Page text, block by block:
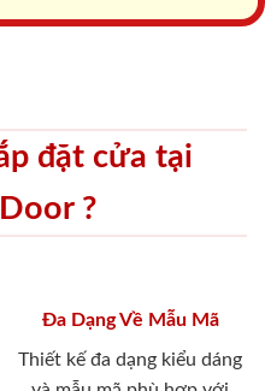
đặt cửa tại
?
Đa Dạng Về Mẫu Mã
Thiết kế đa dạng kiểu dáng